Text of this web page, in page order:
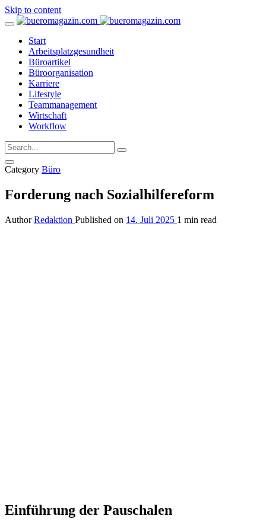
Skip to content
Start
Arbeitsplatzgesundheit
Büroartikel
Büroorganisation
Karriere
Lifestyle
Teammanagement
Wirtschaft
Workflow
Category Büro
Forderung nach Sozialhilfereform
Author Redaktion Published on 14. Juli 2025 1 min read
Einführung der Pauschalen